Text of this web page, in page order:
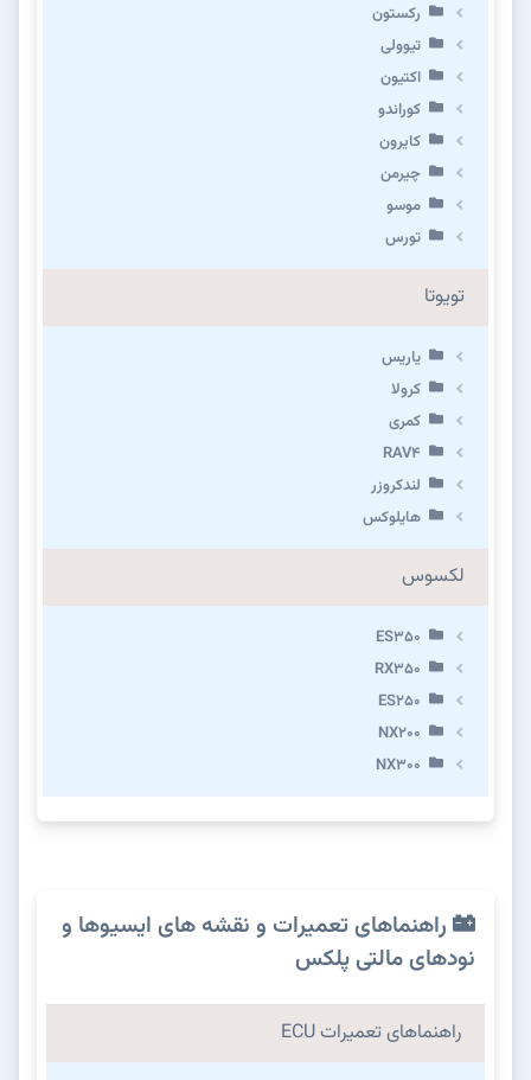
رکستون
تیوولی
اکتیون
کوراندو
کایرون
چیرمن
موسو
تورس
تویوتا
یاریس
کرولا
کمری
RAV4
لندکروزر
هایلوکس
لکسوس
ES350
RX350
ES250
NX200
NX300
راهنماهای تعمیرات و نقشه های ایسیوها و
نودهای مالتی پلکس
راهنماهای تعمیرات ECU